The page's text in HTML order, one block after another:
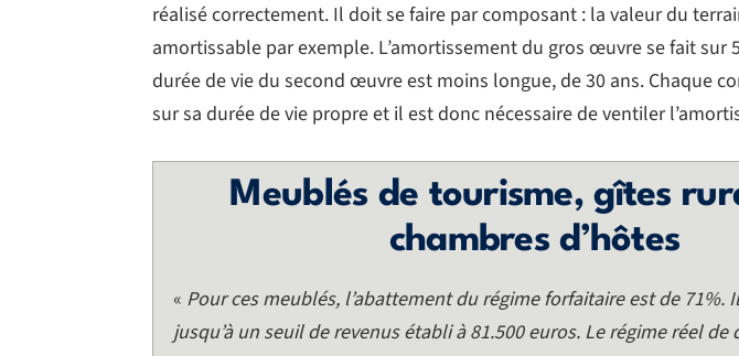
réalisé correctement. Il doit se faire par composant : la valeur du
amortissable par exemple. L’amortissement du gros œuvre se fait sur
durée de vie du second œuvre est moins longue, de 30 ans. Chaque
sur sa durée de vie propre et il est donc nécessaire de ventiler
Meublés de tourisme, gîtes
chambres d’hôtes
« Pour ces meublés, l’abattement du régime forfaitaire est de 71%.
jusqu’à un seuil de revenus établi à 81.500 euros. Le régime réel